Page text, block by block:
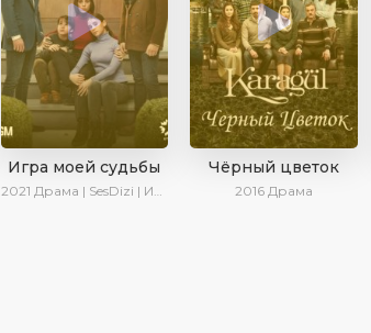
Игра моей судьбы
2021 Драма | SesDizi | Ирина Котова
Чёрный цветок
2016 Драма